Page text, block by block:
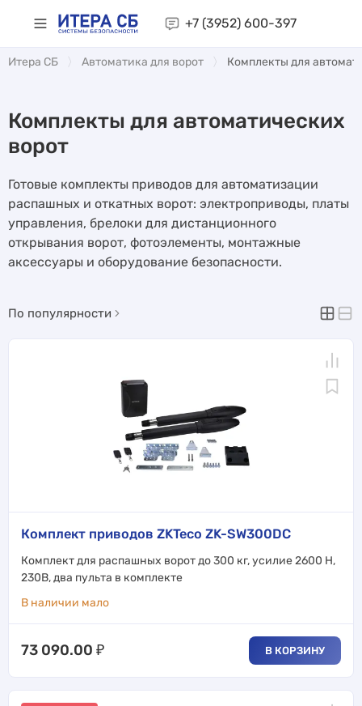
+7 (3952) 600-397
Итера СБ Автоматика для ворот Комплекты для
Комплекты для автоматических
ворот
Готовые комплекты приводов для автоматизации
распашных и откатных ворот: электроприводы, платы
управления, брелоки для дистанционного
открывания ворот, фотоэлементы, монтажные
аксессуары и оборудование безопасности.
По популярности
Комплект приводов ZKTeco ZK-SW300DC
Комплект для распашных ворот до 300 кг, усилие 2600 Н,
230В, два пульта в комплекте
В наличии мало
73 090.00 ₽ В КОРЗИНУ